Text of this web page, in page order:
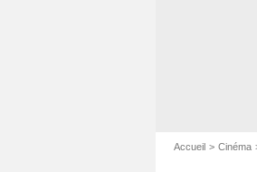
Accueil Cinéma